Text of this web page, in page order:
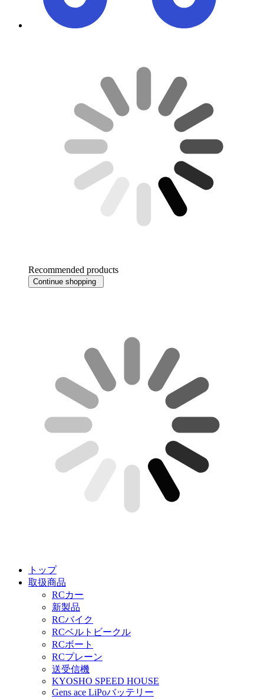
Recommended products
Continue shopping
トップ
取扱商品
RCカー
新製品
RCバイク
RCベルトビークル
RCボート
RCプレーン
送受信機
KYOSHO SPEED HOUSE
Gens ace LiPoバッテリー